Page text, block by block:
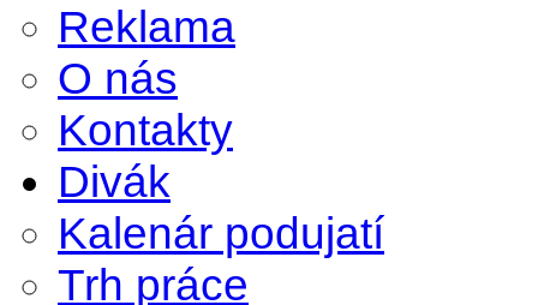
Reklama
O nás
Kontakty
Divák
Kalenár podujatí
Trh práce